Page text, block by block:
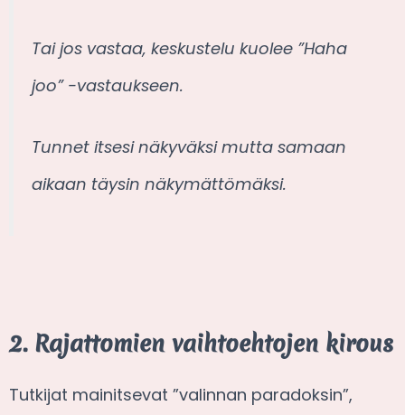
Tai jos vastaa, keskustelu kuolee ”Haha
joo” -vastaukseen.
Tunnet itsesi näkyväksi mutta samaan
aikaan täysin näkymättömäksi.
2. Rajattomien vaihtoehtojen kirous
Tutkijat mainitsevat ”valinnan paradoksin”,